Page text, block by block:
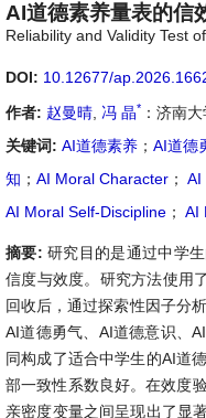
AI道德素养量表的信
Reliability and Validity Test
DOI: 10.12677/
作者: 赵曼晴 冯 晶* ：济南
关键词: AI道德素养 ； AI道德
知 ； AI Moral Character ； AI
AI Moral Self-Discipline ； AI
摘要: 研究目的是通过中学
信度与效度。研究方法使用
回收后，通过探索性因子分
AI道德勇气、AI道德意识、
同构成了适合中学生的AI道
部一致性系数良好。在效度
亲密度变量之间呈现出了显